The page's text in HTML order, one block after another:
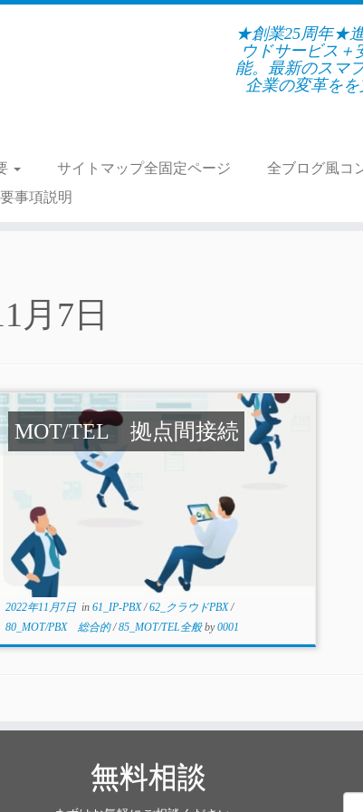
★創業25周年★進
ウドサービス＋
能。最新のスマ
企業の変革を
サイトマップ全固定ページ 全ブログ風コ
事項説明
月7日
MOT/TEL 拠点間接続
2022年11月7日in 61_IP-PBX/62_クラウドPBX/
80_MOT/PBX 総合的/85_MOT/TEL全般by0001
無料相談